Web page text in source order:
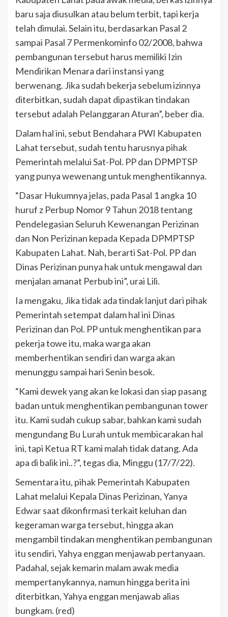
baru saja diusulkan atau belum terbit, tapi kerja
telah dimulai. Selain itu, berdasarkan Pasal 2
sampai Pasal 7 Permenkominfo 02/2008, bahwa
pembangunan tersebut harus memiliki Izin
Mendirikan Menara dari instansi yang
berwenang. Jika sudah bekerja sebelum izinnya
diterbitkan, sudah dapat dipastikan tindakan
tersebut adalah Pelanggaran Aturan”, beber dia.
Dalam hal ini, sebut Bendahara PWI Kabupaten
Lahat tersebut, sudah tentu harusnya pihak
Pemerintah melalui Sat-Pol. PP dan DPMPTSP
yang punya wewenang untuk menghentikannya.
“Dasar Hukumnya jelas, pada Pasal 1 angka 10
huruf z Perbup Nomor 9 Tahun 2018 tentang
Pendelegasian Seluruh Kewenangan Perizinan
dan Non Perizinan kepada Kepada DPMPTSP
Kabupaten Lahat. Nah, berarti Sat-Pol. PP dan
Dinas Perizinan punya hak untuk mengawal dan
menjalan amanat Perbub ini”, urai Lili.
Ia mengaku, Jika tidak ada tindak lanjut dari pihak
Pemerintah setempat dalam hal ini Dinas
Perizinan dan Pol. PP untuk menghentikan para
pekerja towe itu, maka warga akan
memberhentikan sendiri dan warga akan
menunggu sampai hari Senin besok.
“Kami dewek yang akan ke lokasi dan siap pasang
badan untuk menghentikan pembangunan tower
itu. Kami sudah cukup sabar, bahkan kami sudah
mengundang Bu Lurah untuk membicarakan hal
ini, tapi Ketua RT kami malah tidak datang. Ada
apa di balik ini..?”, tegas dia, Minggu (17/7/22).
Sementara itu, pihak Pemerintah Kabupaten
Lahat melalui Kepala Dinas Perizinan, Yanya
Edwar saat dikonfirmasi terkait keluhan dan
kegeraman warga tersebut, hingga akan
mengambil tindakan menghentikan pembangunan
itu sendiri, Yahya enggan menjawab pertanyaan.
Padahal, sejak kemarin malam awak media
mempertanykannya, namun hingga berita ini
diterbitkan, Yahya enggan menjawab alias
bungkam. (red)